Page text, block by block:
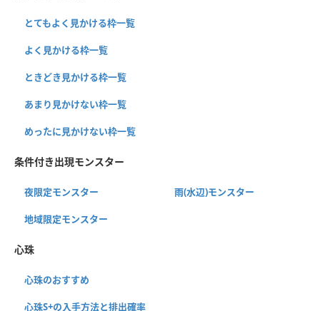
とてもよく見かける枠一覧
よく見かける枠一覧
ときどき見かける枠一覧
あまり見かけない枠一覧
めったに見かけない枠一覧
条件付き出現モンスター
夜限定モンスター 雨(水辺)モンスター
地域限定モンスター
心珠
心珠のおすすめ
心珠S+の入手方法と排出確率